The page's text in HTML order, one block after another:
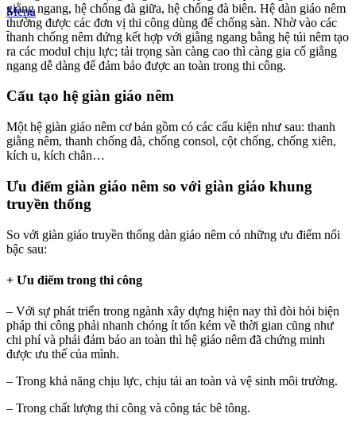
Menu
giằng ngang, hệ chống đà giữa, hệ chống đà biên. Hệ dàn giáo nêm
thường được các đơn vị thi công dùng để chống sàn. Nhờ vào các
thanh chống nêm đứng kết hợp với giằng ngang bằng hệ túi nêm tạo
ra các modul chịu lực; tải trọng sàn càng cao thì càng gia cố giằng
ngang dễ dàng để đảm bảo được an toàn trong thi công.
Cấu tạo hệ giàn giáo nêm
Một hệ giàn giáo nêm cơ bản gồm có các cấu kiện như sau: thanh
giằng nêm, thanh chống đà, chống consol, cột chống, chống xiên,
kích u, kích chân…
Ưu điểm giàn giáo nêm so với giàn giáo khung
truyền thống
So với giàn giáo truyền thống dàn giáo nêm có những ưu điểm nổi
bậc sau:
+ Ưu điểm trong thi công
– Với sự phát triển trong ngành xây dựng hiện nay thì đòi hỏi biện
pháp thi công phải nhanh chóng ít tốn kém về thời gian cũng như
chi phí và phải đảm bảo an toàn thì hệ giáo nêm đã chứng minh
được ưu thế của mình.
– Trong khả năng chịu lực, chịu tải an toàn và vệ sinh môi trường.
– Trong chất lượng thi công và công tác bê tông.